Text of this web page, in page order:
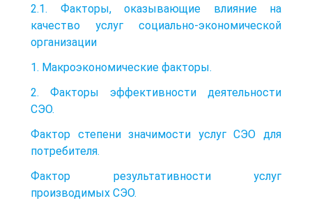
2.1. Факторы, оказывающие влияние на
качество услуг социально-экономической
организации
1. Макроэкономические факторы.
2. Факторы эффективности деятельности
СЭО.
Фактор степени значимости услуг СЭО для
потребителя.
Фактор результативности услуг
производимых СЭО.